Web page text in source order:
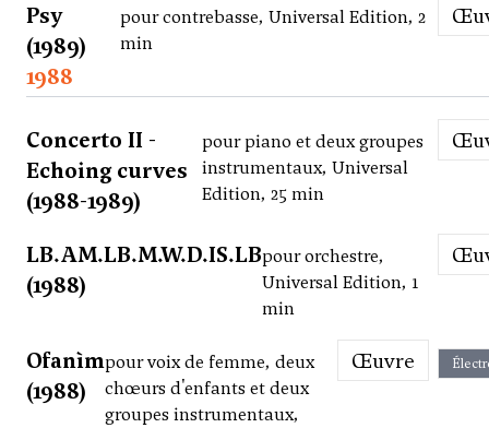
Psy
(1989)
pour contrebasse, Universal Edition, 2
min
1988
Concerto II -
Echoing curves
(1988-1989)
pour piano et deux groupes
instrumentaux, Universal
Edition, 25 min
LB.AM.LB.M.W.D.IS.LB
(1988)
pour orchestre,
Universal Edition, 1
min
Ofanìm
(1988)
pour voix de femme, deux
chœurs d'enfants et deux
groupes instrumentaux,
Œuvre